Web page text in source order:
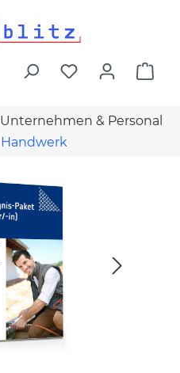
Unternehmen & Personal
Handwerk